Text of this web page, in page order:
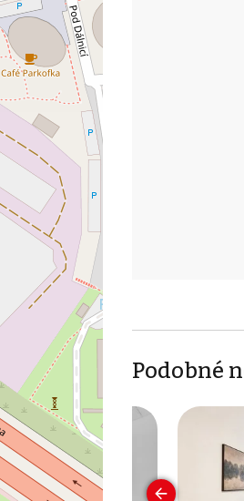
Podobné